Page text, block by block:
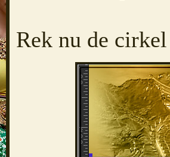
Rek nu de